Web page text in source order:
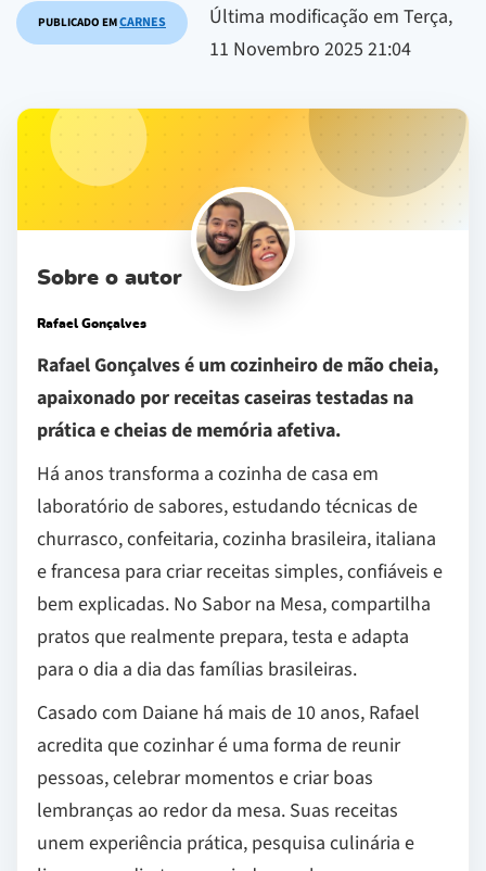
PUBLICADO EMCARNES
Última modificação em Terça,
11 Novembro 2025 21:04
Sobre o autor
Rafael Gonçalves
Rafael Gonçalves é um cozinheiro de mão cheia,
apaixonado por receitas caseiras testadas na
prática e cheias de memória afetiva.
Há anos transforma a cozinha de casa em
laboratório de sabores, estudando técnicas de
churrasco, confeitaria, cozinha brasileira, italiana
e francesa para criar receitas simples, confiáveis e
bem explicadas. No Sabor na Mesa, compartilha
pratos que realmente prepara, testa e adapta
para o dia a dia das famílias brasileiras.
Casado com Daiane há mais de 10 anos, Rafael
acredita que cozinhar é uma forma de reunir
pessoas, celebrar momentos e criar boas
lembranças ao redor da mesa. Suas receitas
unem experiência prática, pesquisa culinária e